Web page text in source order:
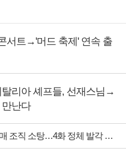
서트→'머드 축제' 연속 출
탈리아 셰프들, 선재스님→
난다
소탕…4화 정체 발각 위기 예고